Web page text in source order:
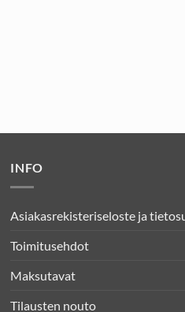
INFO
Asiakasrekisteriseloste ja
Toimitusehdot
Maksutavat
Tilausten nouto